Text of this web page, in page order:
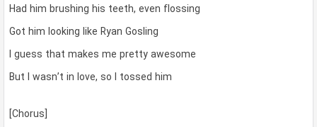
Had him brushing his teeth, even flossing
Got him looking like Ryan Gosling
I guess that makes me pretty awesome
But I wasn’t in love, so I tossed him
[Chorus]